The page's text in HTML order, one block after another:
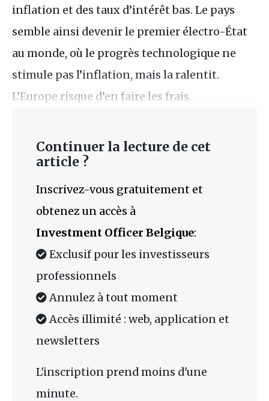
inflation et des taux d’intérêt bas. Le pays
semble ainsi devenir le premier électro-État
au monde, où le progrès technologique ne
stimule pas l’inflation, mais la ralentit.
L’Europe risque d’en faire les frais.
Continuer la lecture de cet
article ?
Inscrivez-vous gratuitement et
obtenez un accès à
Investment Officer Belgique:
Exclusif pour les investisseurs
professionnels
Annulez à tout moment
Accès illimité : web, application et
newsletters
L'inscription prend moins d'une
minute.